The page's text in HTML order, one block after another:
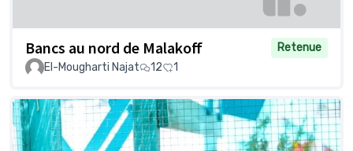
Bancs au nord de Malakoff
Retenue
El-Mougharti Najat
12 1